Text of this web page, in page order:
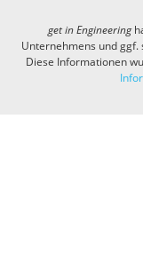
get in Engineering
Unternehmens und
Diese Informationen